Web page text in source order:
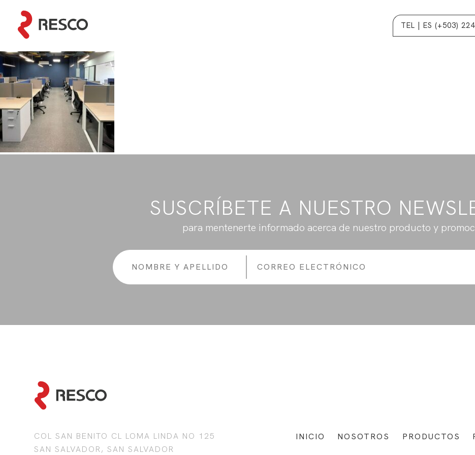
TEL | ES (+503)
SUSCRÍBETE A NUESTRO
para mentenerte informado acerca de nuestro producto y
COL SAN BENITO CL LOMA LINDA NO 125
SAN SALVADOR, SAN SALVADOR
INICIO NOSOTROS PRODUCTOS